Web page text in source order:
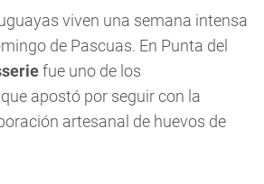
viven una semana intensa
de Pascuas. En Punta del
fue uno de los
apostó por seguir con la
artesanal de huevos de